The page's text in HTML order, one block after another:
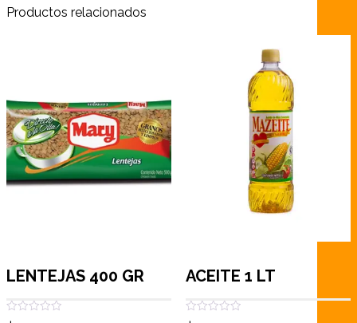
Productos relacionados
LENTEJAS 400 GR
Valorado
ACEITE 1 LT
Valorado